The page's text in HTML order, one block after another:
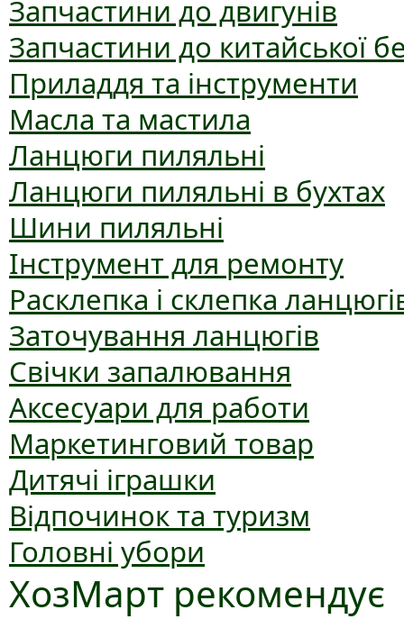
Запчастини до двигунів
Запчастини до китайської
Приладдя та інструменти
Масла та мастила
Ланцюги пиляльні
Ланцюги пиляльні в бухтах
Шини пиляльні
Інструмент для ремонту
Расклепка і склепка
Заточування ланцюгів
Свічки запалювання
Аксесуари для работи
Маркетинговий товар
Дитячі іграшки
Відпочинок та туризм
Головні убори
ХозМарт рекомендує